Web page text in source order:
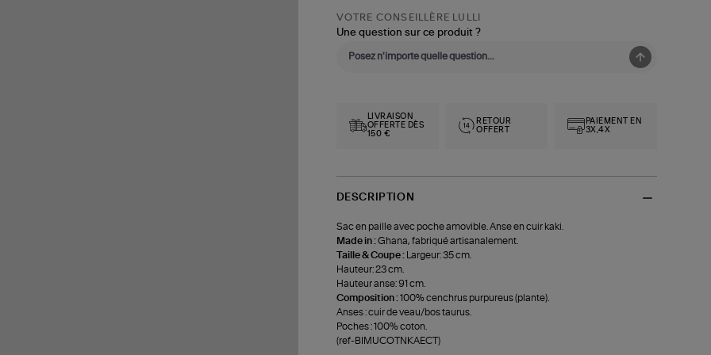
VOTRE CONSEILLÈRE LULLI
Une question sur ce produit ?
LIVRAISON
OFFERTE DÈS
150 €
RETOUR
OFFERT
PAIEMENT EN
3X,4X
DESCRIPTION
Sac en paille avec poche amovible. Anse en cuir kaki.
Made in :Ghana, fabriqué artisanalement.
Taille & Coupe :
Largeur: 35 cm.
Hauteur: 23 cm.
Hauteur anse: 91 cm.
Composition :100% cenchrus purpureus (plante).
Anses : cuir de veau/bos taurus.
Poches : 100% coton.
(ref-BIMUCOTNKAECT)